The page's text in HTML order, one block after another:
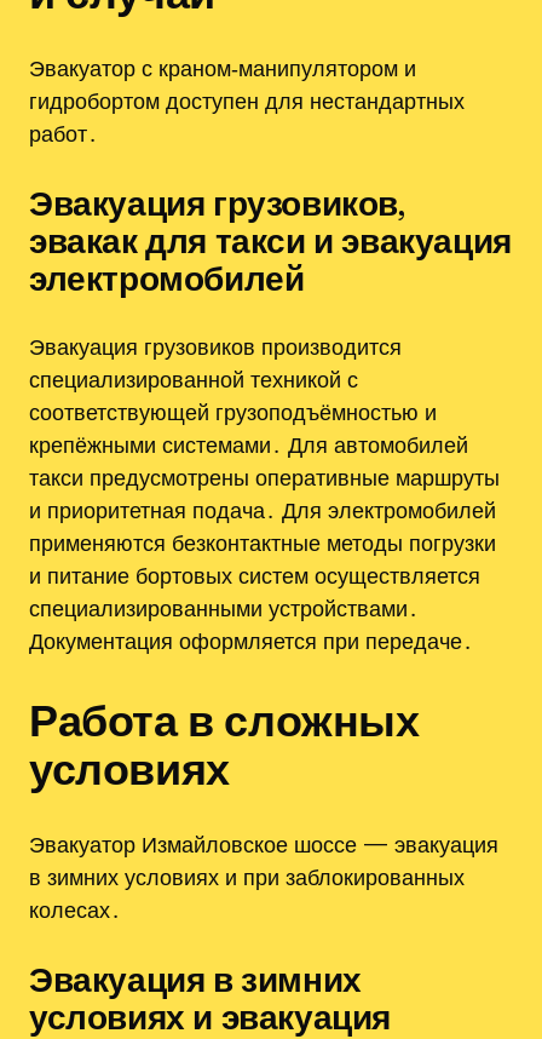
Эвакуатор с краном‑манипулятором и
гидробортом доступен для нестандартных
работ․
Эвакуация грузовиков,
эвакак для такси и эвакуация
электромобилей
Эвакуация грузовиков производится
специализированной техникой с
соответствующей грузоподъёмностью и
крепёжными системами․ Для автомобилей
такси предусмотрены оперативные маршруты
и приоритетная подача․ Для электромобилей
применяются безконтактные методы погрузки
и питание бортовых систем осуществляется
специализированными устройствами․
Документация оформляется при передаче․
Работа в сложных
условиях
Эвакуатор Измайловское шоссе — эвакуация
в зимних условиях и при заблокированных
колесах․
Эвакуация в зимних
условиях и эвакуация